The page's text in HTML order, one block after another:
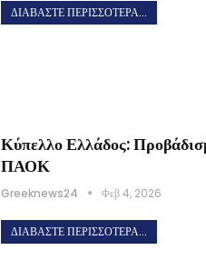
ΔΙΑΒΆΣΤΕ ΠΕΡΙΣΣΌΤΕΡΑ...
Κύπελλο Ελλάδος:
ΠΑΟΚ
Greeknews24 Φεβ 4, 2026
ΔΙΑΒΆΣΤΕ ΠΕΡΙΣΣΌΤΕΡΑ...